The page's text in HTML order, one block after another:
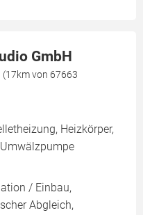
GmbH
von 67663
Heizkörper,
/ Einbau,
Abgleich,